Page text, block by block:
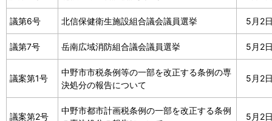
議第6号 北信保健衛生施設組合議会議員選挙 5月2
議第7号 岳南広域消防組合議会議員選挙 5月2
議案第1号
中野市市税条例等の一部を改正する条例の専
決処分の報告について
5月2
議案第2号
中野市都市計画税条例の一部を改正する条例
5月2